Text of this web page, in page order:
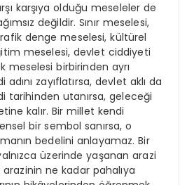
karşıya olduğu meseleler de
değildir. Sınır meselesi,
denge meselesi, kültürel
meselesi, devlet ciddiyeti
meselesi birbirinden ayrı
zayıflatırsa, devlet aklı da
tarihinden utanırsa, geleceği
kalır. Bir millet kendi
bir sembol sanırsa, o
bedelini anlayamaz. Bir
üzerinde yaşanan arazi
ne kadar pahalıya